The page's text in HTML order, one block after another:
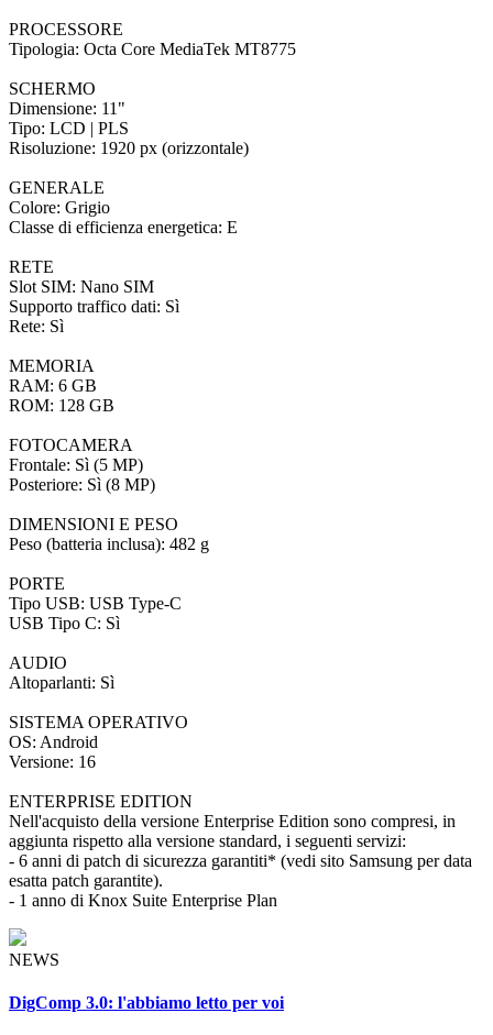
PROCESSORE
Tipologia: Octa Core MediaTek MT8775
SCHERMO
Dimensione: 11"
Tipo: LCD | PLS
Risoluzione: 1920 px (orizzontale)
GENERALE
Colore: Grigio
Classe di efficienza energetica: E
RETE
Slot SIM: Nano SIM
Supporto traffico dati: Sì
Rete: Sì
MEMORIA
RAM: 6 GB
ROM: 128 GB
FOTOCAMERA
Frontale: Sì (5 MP)
Posteriore: Sì (8 MP)
DIMENSIONI E PESO
Peso (batteria inclusa): 482 g
PORTE
Tipo USB: USB Type-C
USB Tipo C: Sì
AUDIO
Altoparlanti: Sì
SISTEMA OPERATIVO
OS: Android
Versione: 16
ENTERPRISE EDITION
Nell'acquisto della versione Enterprise Edition sono compresi, in
aggiunta rispetto alla versione standard, i seguenti servizi:
- 6 anni di patch di sicurezza garantiti* (vedi sito Samsung per data
esatta patch garantite).
- 1 anno di Knox Suite Enterprise Plan
NEWS
DigComp 3.0: l'abbiamo letto per voi